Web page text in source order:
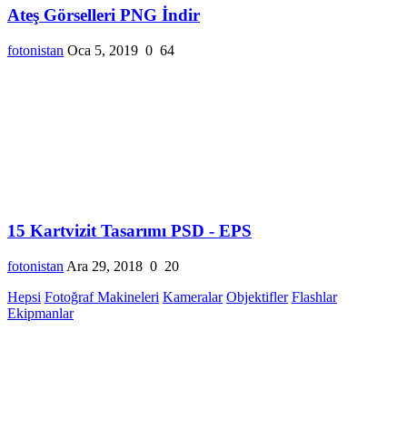
Ateş Görselleri PNG İndir
fotonistan Oca 5, 2019 0 64
15 Kartvizit Tasarımı PSD - EPS
fotonistan Ara 29, 2018 0 20
Hepsi Fotoğraf Makineleri Kameralar Objektifler Flashlar
Ekipmanlar